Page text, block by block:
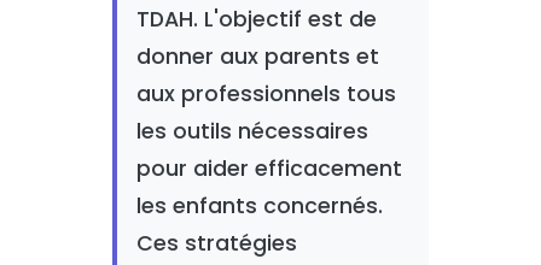
TDAH. L'objectif est de
donner aux parents et
aux professionnels tous
les outils nécessaires
pour aider efficacement
les enfants concernés.
Ces stratégies